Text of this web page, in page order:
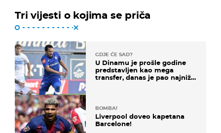
Tri vijesti o kojima se priča
GDJE ĆE SAD?
U Dinamu je prošle godine
predstavljen kao mega
transfer, danas je pao najniže
BOMBA!
Liverpool doveo kapetana
Barcelone!